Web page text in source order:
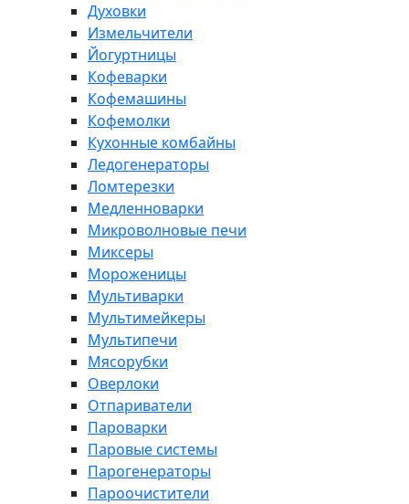
Духовки
Измельчители
Йогуртницы
Кофеварки
Кофемашины
Кофемолки
Кухонные комбайны
Ледогенераторы
Ломтерезки
Медленноварки
Микроволновые печи
Миксеры
Мороженицы
Мультиварки
Мультимейкеры
Мультипечи
Мясорубки
Оверлоки
Отпариватели
Пароварки
Паровые системы
Парогенераторы
Пароочистители